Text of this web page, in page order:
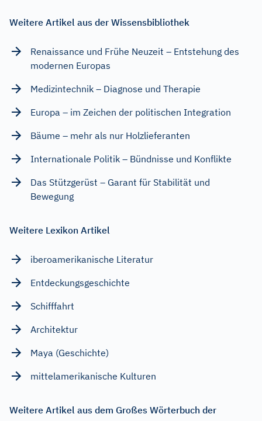
Weitere Artikel aus der Wissensbibliothek
Renaissance und Frühe Neuzeit – Entstehung des
modernen Europas
Medizintechnik – Diagnose und Therapie
Europa – im Zeichen der politischen Integration
Bäume – mehr als nur Holzlieferanten
Internationale Politik – Bündnisse und Konflikte
Das Stützgerüst – Garant für Stabilität und
Bewegung
Weitere Lexikon Artikel
iberoamerikanische Literatur
Entdeckungsgeschichte
Schifffahrt
Architektur
Maya (Geschichte)
mittelamerikanische Kulturen
Weitere Artikel aus dem Großes Wörterbuch der